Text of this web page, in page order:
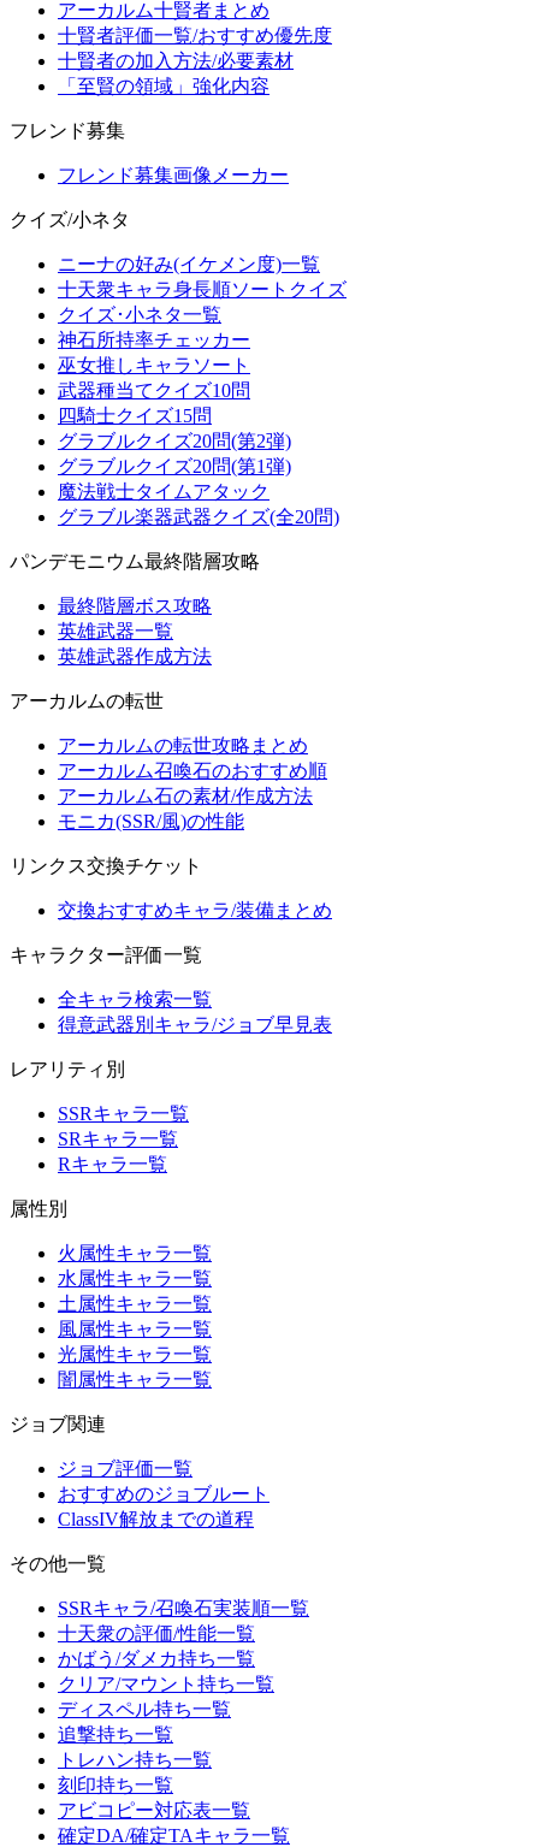
アーカルム十賢者まとめ
十賢者評価一覧/おすすめ優先度
十賢者の加入方法/必要素材
「至賢の領域」強化内容
フレンド募集
フレンド募集画像メーカー
クイズ/小ネタ
ニーナの好み(イケメン度)一覧
十天衆キャラ身長順ソートクイズ
クイズ･小ネタ一覧
神石所持率チェッカー
巫女推しキャラソート
武器種当てクイズ10問
四騎士クイズ15問
グラブルクイズ20問(第2弾)
グラブルクイズ20問(第1弾)
魔法戦士タイムアタック
グラブル楽器武器クイズ(全20問)
パンデモニウム最終階層攻略
最終階層ボス攻略
英雄武器一覧
英雄武器作成方法
アーカルムの転世
アーカルムの転世攻略まとめ
アーカルム召喚石のおすすめ順
アーカルム石の素材/作成方法
モニカ(SSR/風)の性能
リンクス交換チケット
交換おすすめキャラ/装備まとめ
キャラクター評価一覧
全キャラ検索一覧
得意武器別キャラ/ジョブ早見表
レアリティ別
SSRキャラ一覧
SRキャラ一覧
Rキャラ一覧
属性別
火属性キャラ一覧
水属性キャラ一覧
土属性キャラ一覧
風属性キャラ一覧
光属性キャラ一覧
闇属性キャラ一覧
ジョブ関連
ジョブ評価一覧
おすすめのジョブルート
ClassIV解放までの道程
その他一覧
SSRキャラ/召喚石実装順一覧
十天衆の評価/性能一覧
かばう/ダメカ持ち一覧
クリア/マウント持ち一覧
ディスペル持ち一覧
追撃持ち一覧
トレハン持ち一覧
刻印持ち一覧
アビコピー対応表一覧
確定DA/確定TAキャラ一覧